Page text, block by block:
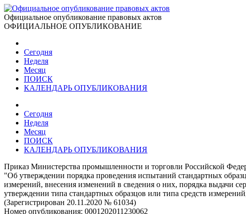
Официальное опубликование правовых актов
ОФИЦИАЛЬНОЕ ОПУБЛИКОВАНИЕ
Сегодня
Неделя
Месяц
ПОИСК
КАЛЕНДАРЬ ОПУБЛИКОВАНИЯ
Сегодня
Неделя
Месяц
ПОИСК
КАЛЕНДАРЬ ОПУБЛИКОВАНИЯ
Приказ Министерства промышленности и торговли Российской
"Об утверждении порядка проведения испытаний стандартных
измерений, внесения изменений в сведения о них, порядка выдачи
утверждении типа стандартных образцов или типа средств
(Зарегистрирован 20.11.2020 № 61034)
Номер опубликования: 0001202011230062